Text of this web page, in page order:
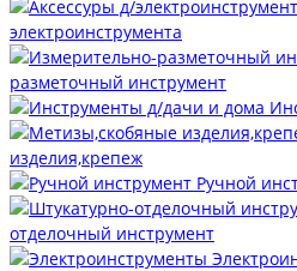
электроинструмента
разметочный инструмент
изделия,крепеж
Ручной
отделочный инструмент